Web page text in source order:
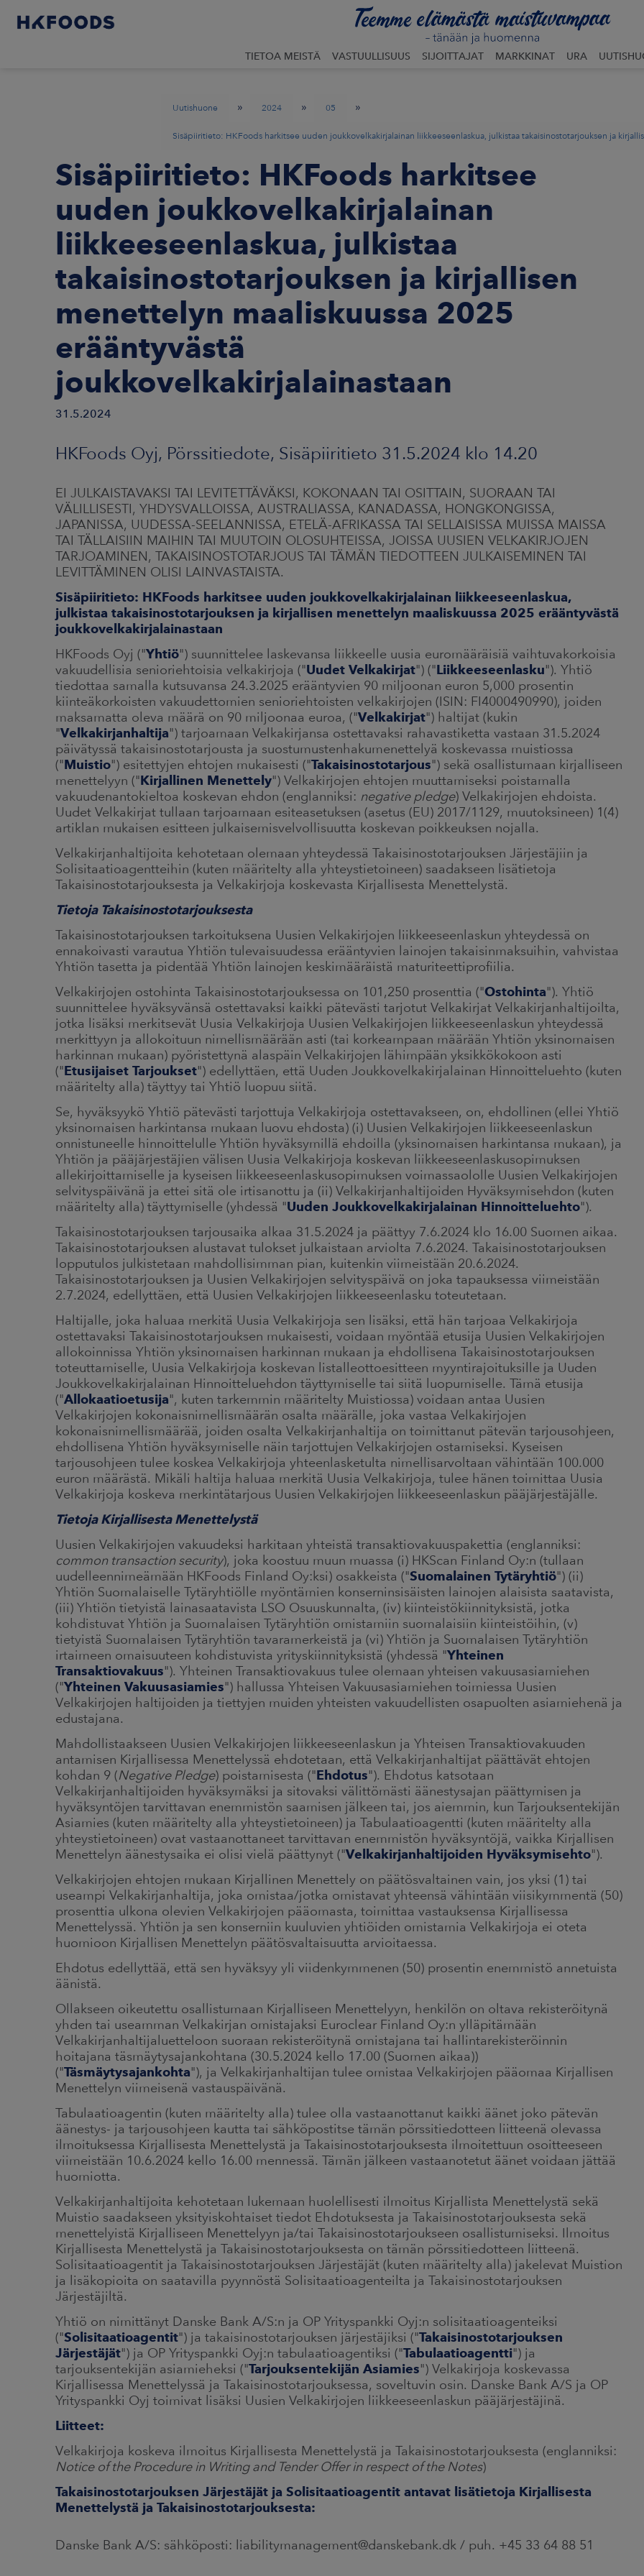
TIETOA MEISTÄ VASTUULLISUUS SIJOITTAJAT MARKKINAT URA
Uutishuone » 2024 » 05 »
Sisäpiiritieto: HKFoods harkitsee uuden joukkovelkakirjalainan liikkeeseenlaskua, julkistaa takaisinostotarjouksen ja
Sisäpiiritieto: HKFoods harkitsee
uuden joukkovelkakirjalainan
liikkeeseenlaskua, julkistaa
takaisinostotarjouksen ja kirjallisen
menettelyn maaliskuussa 2025
erääntyvästä
joukkovelkakirjalainastaan
31.5.2024
HKFoods Oyj, Pörssitiedote, Sisäpiiritieto 31.5.2024 klo 14.20
EI JULKAISTAVAKSI TAI LEVITETTÄVÄKSI, KOKONAAN TAI OSITTAIN, SUORAAN TAI
VÄLILLISESTI, YHDYSVALLOISSA, AUSTRALIASSA, KANADASSA, HONGKONGISSA,
JAPANISSA, UUDESSA-SEELANNISSA, ETELÄ-AFRIKASSA TAI SELLAISISSA MUISSA MAISSA
TAI TÄLLAISIIN MAIHIN TAI MUUTOIN OLOSUHTEISSA, JOISSA UUSIEN VELKAKIRJOJEN
TARJOAMINEN, TAKAISINOSTOTARJOUS TAI TÄMÄN TIEDOTTEEN JULKAISEMINEN TAI
LEVITTÄMINEN OLISI LAINVASTAISTA.
Sisäpiiritieto: HKFoods harkitsee uuden joukkovelkakirjalainan liikkeeseenlaskua,
julkistaa takaisinostotarjouksen ja kirjallisen menettelyn maaliskuussa 2025 erääntyvästä
joukkovelkakirjalainastaan
HKFoods Oyj ("Yhtiö") suunnittelee laskevansa liikkeelle uusia euromääräisiä vaihtuvakorkoisia
vakuudellisia senioriehtoisia velkakirjoja ("Uudet Velkakirjat") ("Liikkeeseenlasku"). Yhtiö
tiedottaa samalla kutsuvansa 24.3.2025 erääntyvien 90 miljoonan euron 5,000 prosentin
kiinteäkorkoisten vakuudettomien senioriehtoisten velkakirjojen (ISIN: FI4000490990), joiden
maksamatta oleva määrä on 90 miljoonaa euroa, ("Velkakirjat") haltijat (kukin
"Velkakirjanhaltija") tarjoamaan Velkakirjansa ostettavaksi rahavastiketta vastaan 31.5.2024
päivätyssä takaisinostotarjousta ja suostumustenhakumenettelyä koskevassa muistiossa
("Muistio") esitettyjen ehtojen mukaisesti ("Takaisinostotarjous") sekä osallistumaan kirjalliseen
menettelyyn ("Kirjallinen Menettely") Velkakirjojen ehtojen muuttamiseksi poistamalla
vakuudenantokieltoa koskevan ehdon (englanniksi: negative pledge) Velkakirjojen ehdoista.
Uudet Velkakirjat tullaan tarjoamaan esiteasetuksen (asetus (EU) 2017/1129, muutoksineen) 1(4)
artiklan mukaisen esitteen julkaisemisvelvollisuutta koskevan poikkeuksen nojalla.
Velkakirjanhaltijoita kehotetaan olemaan yhteydessä Takaisinostotarjouksen Järjestäjiin ja
Solisitaatioagentteihin (kuten määritelty alla yhteystietoineen) saadakseen lisätietoja
Takaisinostotarjouksesta ja Velkakirjoja koskevasta Kirjallisesta Menettelystä.
Tietoja Takaisinostotarjouksesta
Takaisinostotarjouksen tarkoituksena Uusien Velkakirjojen liikkeeseenlaskun yhteydessä on
ennakoivasti varautua Yhtiön tulevaisuudessa erääntyvien lainojen takaisinmaksuihin, vahvistaa
Yhtiön tasetta ja pidentää Yhtiön lainojen keskimääräistä maturiteettiprofiilia.
Velkakirjojen ostohinta Takaisinostotarjouksessa on 101,250 prosenttia ("Ostohinta"). Yhtiö
suunnittelee hyväksyvänsä ostettavaksi kaikki pätevästi tarjotut Velkakirjat Velkakirjanhaltijoilta,
jotka lisäksi merkitsevät Uusia Velkakirjoja Uusien Velkakirjojen liikkeeseenlaskun yhteydessä
merkittyyn ja allokoituun nimellismäärään asti (tai korkeampaan määrään Yhtiön yksinomaisen
harkinnan mukaan) pyöristettynä alaspäin Velkakirjojen lähimpään yksikkökokoon asti
("Etusijaiset Tarjoukset") edellyttäen, että Uuden Joukkovelkakirjalainan Hinnoitteluehto (kuten
määritelty alla) täyttyy tai Yhtiö luopuu siitä.
Se, hyväksyykö Yhtiö pätevästi tarjottuja Velkakirjoja ostettavakseen, on, ehdollinen (ellei Yhtiö
yksinomaisen harkintansa mukaan luovu ehdosta) (i) Uusien Velkakirjojen liikkeeseenlaskun
onnistuneelle hinnoittelulle Yhtiön hyväksymillä ehdoilla (yksinomaisen harkintansa mukaan), ja
Yhtiön ja pääjärjestäjien välisen Uusia Velkakirjoja koskevan liikkeeseenlaskusopimuksen
allekirjoittamiselle ja kyseisen liikkeeseenlaskusopimuksen voimassaololle Uusien Velkakirjojen
selvityspäivänä ja ettei sitä ole irtisanottu ja (ii) Velkakirjanhaltijoiden Hyväksymisehdon (kuten
määritelty alla) täyttymiselle (yhdessä "Uuden Joukkovelkakirjalainan Hinnoitteluehto").
Takaisinostotarjouksen tarjousaika alkaa 31.5.2024 ja päättyy 7.6.2024 klo 16.00 Suomen aikaa.
Takaisinostotarjouksen alustavat tulokset julkaistaan arviolta 7.6.2024. Takaisinostotarjouksen
lopputulos julkistetaan mahdollisimman pian, kuitenkin viimeistään 20.6.2024.
Takaisinostotarjouksen ja Uusien Velkakirjojen selvityspäivä on joka tapauksessa viimeistään
2.7.2024, edellyttäen, että Uusien Velkakirjojen liikkeeseenlasku toteutetaan.
Haltijalle, joka haluaa merkitä Uusia Velkakirjoja sen lisäksi, että hän tarjoaa Velkakirjoja
ostettavaksi Takaisinostotarjouksen mukaisesti, voidaan myöntää etusija Uusien Velkakirjojen
allokoinnissa Yhtiön yksinomaisen harkinnan mukaan ja ehdollisena Takaisinostotarjouksen
toteuttamiselle, Uusia Velkakirjoja koskevan listalleottoesitteen myyntirajoituksille ja Uuden
Joukkovelkakirjalainan Hinnoitteluehdon täyttymiselle tai siitä luopumiselle. Tämä etusija
("Allokaatioetusija", kuten tarkemmin määritelty Muistiossa) voidaan antaa Uusien
Velkakirjojen kokonaisnimellismäärän osalta määrälle, joka vastaa Velkakirjojen
kokonaisnimellismäärää, joiden osalta Velkakirjanhaltija on toimittanut pätevän tarjousohjeen,
ehdollisena Yhtiön hyväksymiselle näin tarjottujen Velkakirjojen ostamiseksi. Kyseisen
tarjousohjeen tulee koskea Velkakirjoja yhteenlasketulta nimellisarvoltaan vähintään 100.000
euron määrästä. Mikäli haltija haluaa merkitä Uusia Velkakirjoja, tulee hänen toimittaa Uusia
Velkakirjoja koskeva merkintätarjous Uusien Velkakirjojen liikkeeseenlaskun pääjärjestäjälle.
Tietoja Kirjallisesta Menettelystä
Uusien Velkakirjojen vakuudeksi harkitaan yhteistä transaktiovakuuspakettia (englanniksi:
common transaction security), joka koostuu muun muassa (i) HKScan Finland Oy:n (tullaan
uudelleennimeämään HKFoods Finland Oy:ksi) osakkeista ("Suomalainen Tytäryhtiö") (ii)
Yhtiön Suomalaiselle Tytäryhtiölle myöntämien konserninsisäisten lainojen alaisista saatavista,
(iii) Yhtiön tietyistä lainasaatavista LSO Osuuskunnalta, (iv) kiinteistökiinnityksistä, jotka
kohdistuvat Yhtiön ja Suomalaisen Tytäryhtiön omistamiin suomalaisiin kiinteistöihin, (v)
tietyistä Suomalaisen Tytäryhtiön tavaramerkeistä ja (vi) Yhtiön ja Suomalaisen Tytäryhtiön
irtaimeen omaisuuteen kohdistuvista yrityskiinnityksistä (yhdessä "Yhteinen
Transaktiovakuus"). Yhteinen Transaktiovakuus tulee olemaan yhteisen vakuusasiamiehen
("Yhteinen Vakuusasiamies") hallussa Yhteisen Vakuusasiamiehen toimiessa Uusien
Velkakirjojen haltijoiden ja tiettyjen muiden yhteisten vakuudellisten osapuolten asiamiehenä ja
edustajana.
Mahdollistaakseen Uusien Velkakirjojen liikkeeseenlaskun ja Yhteisen Transaktiovakuuden
antamisen Kirjallisessa Menettelyssä ehdotetaan, että Velkakirjanhaltijat päättävät ehtojen
kohdan 9 (Negative Pledge) poistamisesta ("Ehdotus"). Ehdotus katsotaan
Velkakirjanhaltijoiden hyväksymäksi ja sitovaksi välittömästi äänestysajan päättymisen ja
hyväksyntöjen tarvittavan enemmistön saamisen jälkeen tai, jos aiemmin, kun Tarjouksentekijän
Asiamies (kuten määritelty alla yhteystietoineen) ja Tabulaatioagentti (kuten määritelty alla
yhteystietoineen) ovat vastaanottaneet tarvittavan enemmistön hyväksyntöjä, vaikka Kirjallisen
Menettelyn äänestysaika ei olisi vielä päättynyt ("Velkakirjanhaltijoiden Hyväksymisehto").
Velkakirjojen ehtojen mukaan Kirjallinen Menettely on päätösvaltainen vain, jos yksi (1) tai
useampi Velkakirjanhaltija, joka omistaa/jotka omistavat yhteensä vähintään viisikymmentä (50)
prosenttia ulkona olevien Velkakirjojen pääomasta, toimittaa vastauksensa Kirjallisessa
Menettelyssä. Yhtiön ja sen konserniin kuuluvien yhtiöiden omistamia Velkakirjoja ei oteta
huomioon Kirjallisen Menettelyn päätösvaltaisuutta arvioitaessa.
Ehdotus edellyttää, että sen hyväksyy yli viidenkymmenen (50) prosentin enemmistö annetuista
äänistä.
Ollakseen oikeutettu osallistumaan Kirjalliseen Menettelyyn, henkilön on oltava rekisteröitynä
yhden tai useamman Velkakirjan omistajaksi Euroclear Finland Oy:n ylläpitämään
Velkakirjanhaltijaluetteloon suoraan rekisteröitynä omistajana tai hallintarekisteröinnin
hoitajana täsmäytysajankohtana (30.5.2024 kello 17.00 (Suomen aikaa))
("Täsmäytysajankohta"), ja Velkakirjanhaltijan tulee omistaa Velkakirjojen pääomaa Kirjallisen
Menettelyn viimeisenä vastauspäivänä.
Tabulaatioagentin (kuten määritelty alla) tulee olla vastaanottanut kaikki äänet joko pätevän
äänestys- ja tarjousohjeen kautta tai sähköpostitse tämän pörssitiedotteen liitteenä olevassa
ilmoituksessa Kirjallisesta Menettelystä ja Takaisinostotarjouksesta ilmoitettuun osoitteeseen
viimeistään 10.6.2024 kello 16.00 mennessä. Tämän jälkeen vastaanotetut äänet voidaan jättää
huomiotta.
Velkakirjanhaltijoita kehotetaan lukemaan huolellisesti ilmoitus Kirjallista Menettelystä sekä
Muistio saadakseen yksityiskohtaiset tiedot Ehdotuksesta ja Takaisinostotarjouksesta sekä
menettelyistä Kirjalliseen Menettelyyn ja/tai Takaisinostotarjoukseen osallistumiseksi. Ilmoitus
Kirjallisesta Menettelystä ja Takaisinostotarjouksesta on tämän pörssitiedotteen liitteenä.
Solisitaatioagentit ja Takaisinostotarjouksen Järjestäjät (kuten määritelty alla) jakelevat Muistion
ja lisäkopioita on saatavilla pyynnöstä Solisitaatioagenteilta ja Takaisinostotarjouksen
Järjestäjiltä.
Yhtiö on nimittänyt Danske Bank A/S:n ja OP Yrityspankki Oyj:n solisitaatioagenteiksi
("Solisitaatioagentit") ja takaisinostotarjouksen järjestäjiksi ("Takaisinostotarjouksen
Järjestäjät") ja OP Yrityspankki Oyj:n tabulaatioagentiksi ("Tabulaatioagentti") ja
tarjouksentekijän asiamieheksi ("Tarjouksentekijän Asiamies") Velkakirjoja koskevassa
Kirjallisessa Menettelyssä ja Takaisinostotarjouksessa, soveltuvin osin. Danske Bank A/S ja OP
Yrityspankki Oyj toimivat lisäksi Uusien Velkakirjojen liikkeeseenlaskun pääjärjestäjinä.
Liitteet:
Velkakirjoja koskeva ilmoitus Kirjallisesta Menettelystä ja Takaisinostotarjouksesta (englanniksi:
Notice of the Procedure in Writing and Tender Offer in respect of the Notes)
Takaisinostotarjouksen Järjestäjät ja Solisitaatioagentit antavat lisätietoja Kirjallisesta
Menettelystä ja Takaisinostotarjouksesta:
Danske Bank A/S: sähköposti: liabilitymanagement@danskebank.dk / puh. +45 33 64 88 51